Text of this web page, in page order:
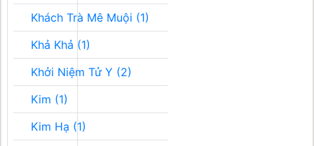
Khách Trà Mê Muội (1)
Khả Khả (1)
Khởi Niệm Tử Y (2)
Kim (1)
Kim Hạ (1)